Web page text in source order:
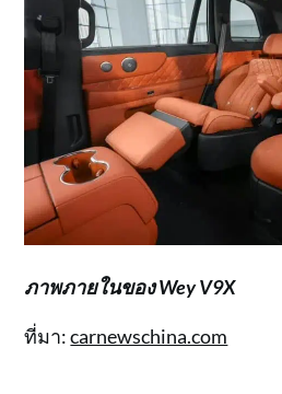
ภาพภายในของ Wey V9X
ที่มา:carnewschina.com